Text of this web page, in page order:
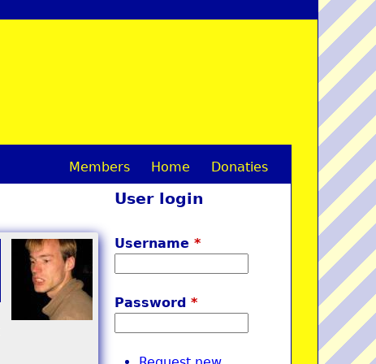
M
i
n
m
Members Home Donaties
User login
Username*
Password*